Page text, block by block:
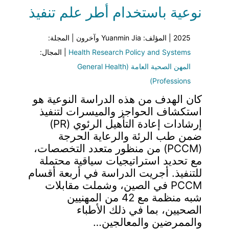
نوعية باستخدام أطر علم تنفيذ
2025 | المؤلف: Yuanmin Jia وآخرون | المجلة:
Health Research Policy and Systems | المجال:
المهن الصحية العامة (General Health
Professions)
كان الهدف من هذه الدراسة النوعية هو
استكشاف الحواجز والميسرات لتنفيذ
إرشادات إعادة التأهيل الرئوي (PR)
ضمن طب الرئة والرعاية الحرجة
(PCCM) من منظور متعدد التخصصات،
مع تحديد استراتيجيات سياقية محتملة
للتنفيذ. أجريت الدراسة في أربعة أقسام
PCCM في الصين، وشملت مقابلات
شبه منظمة مع 42 من المهنيين
الصحيين، بما في ذلك الأطباء
والممرضين والمعالجين…